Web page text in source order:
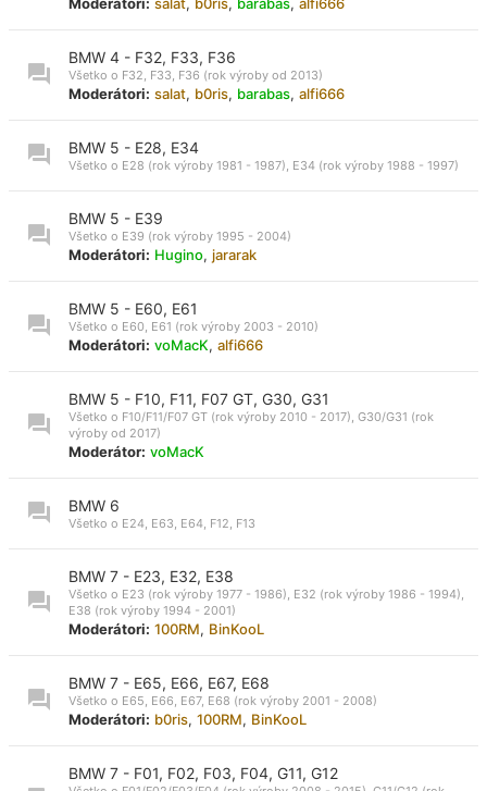
BMW 4 - F32, F33, F36
Všetko o F32, F33, F36 (rok výroby od 2013)
Moderátori: salat, b0ris, barabas, alfi666
BMW 5 - E28, E34
Všetko o E28 (rok výroby 1981 - 1987), E34 (rok výroby 1988 - 1997)
BMW 5 - E39
Všetko o E39 (rok výroby 1995 - 2004)
Moderátori: Hugino, jararak
BMW 5 - E60, E61
Všetko o E60, E61 (rok výroby 2003 - 2010)
Moderátori: voMacK, alfi666
BMW 5 - F10, F11, F07 GT, G30, G31
Všetko o F10/F11/F07 GT (rok výroby 2010 - 2017), G30/G31 (rok
výroby od 2017)
Moderátor: voMacK
BMW 6
Všetko o E24, E63, E64, F12, F13
BMW 7 - E23, E32, E38
Všetko o E23 (rok výroby 1977 - 1986), E32 (rok výroby 1986 - 1994),
E38 (rok výroby 1994 - 2001)
Moderátori: 100RM, BinKooL
BMW 7 - E65, E66, E67, E68
Všetko o E65, E66, E67, E68 (rok výroby 2001 - 2008)
Moderátori: b0ris, 100RM, BinKooL
BMW 7 - F01, F02, F03, F04, G11, G12